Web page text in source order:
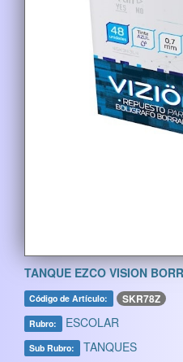
TANQUE EZCO VISION
Código de Artículo: SKR78Z
Rubro: ESCOLAR
Sub Rubro: TANQUES